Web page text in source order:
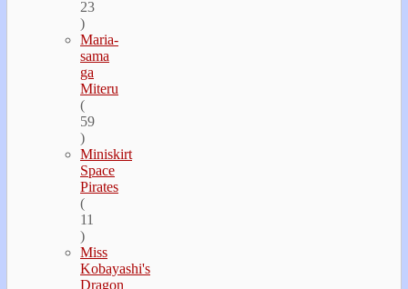
23
)
Maria-
sama
ga
Miteru
(
59
)
Miniskirt
Space
Pirates
(
11
)
Miss
Kobayashi's
Dragon